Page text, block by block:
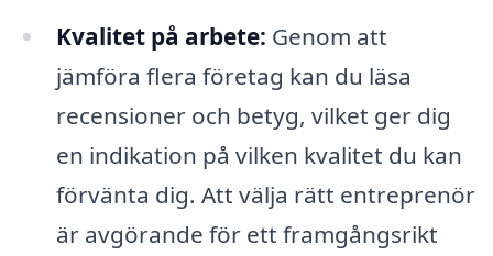
Kvalitet på arbete: Genom att
jämföra flera företag kan du läsa
recensioner och betyg, vilket ger dig
en indikation på vilken kvalitet du kan
förvänta dig. Att välja rätt entreprenör
är avgörande för ett framgångsrikt